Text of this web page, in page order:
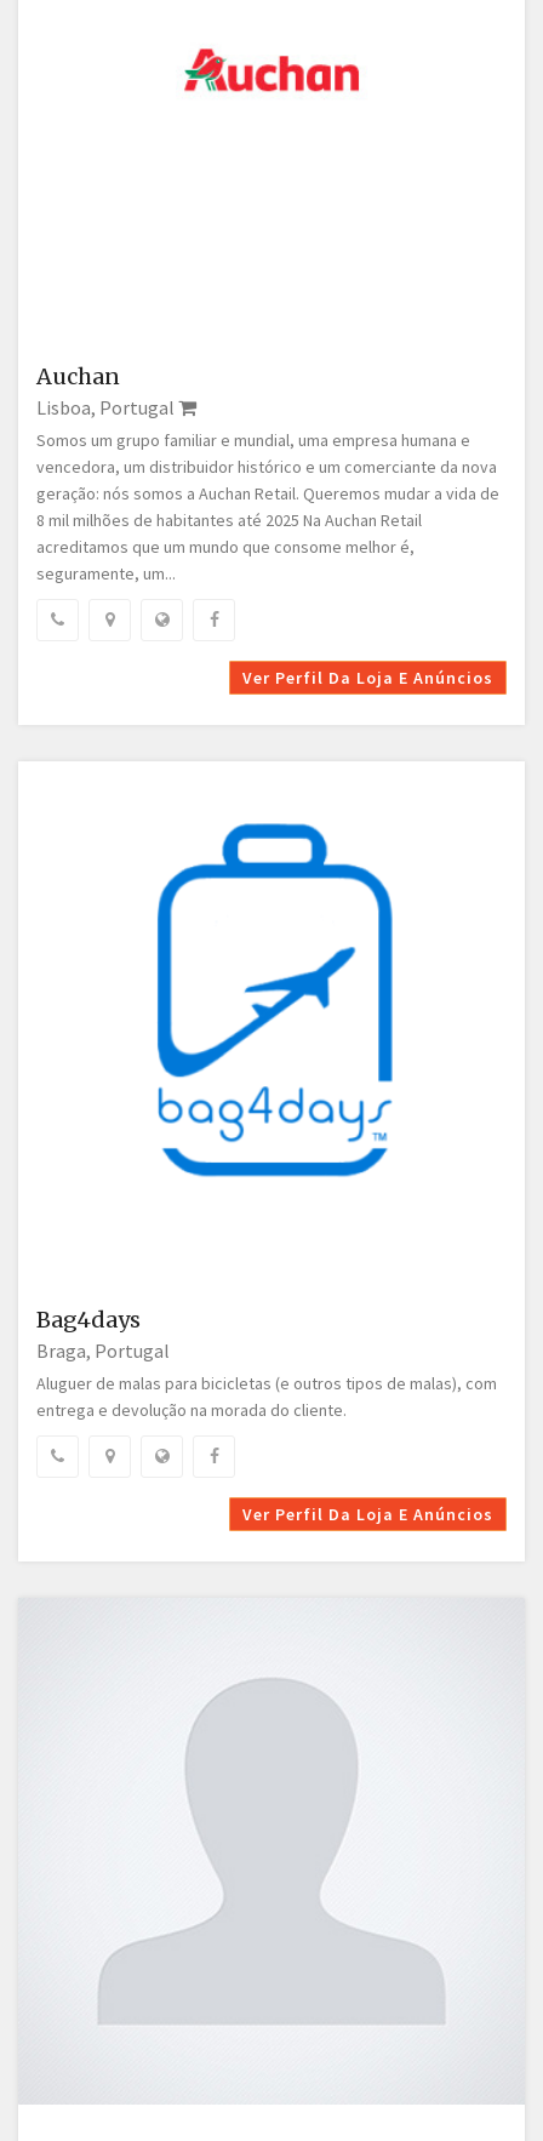
Auchan
Lisboa, Portugal
Somos um grupo familiar e mundial, uma empresa humana e
vencedora, um distribuidor histórico e um comerciante da nova
geração: nós somos a Auchan Retail. Queremos mudar a vida de
8 mil milhões de habitantes até 2025 Na Auchan Retail
acreditamos que um mundo que consome melhor é,
seguramente, um...
Ver Perfil Da Loja E Anúncios
Bag4days
Braga, Portugal
Aluguer de malas para bicicletas (e outros tipos de malas), com
entrega e devolução na morada do cliente.
Ver Perfil Da Loja E Anúncios